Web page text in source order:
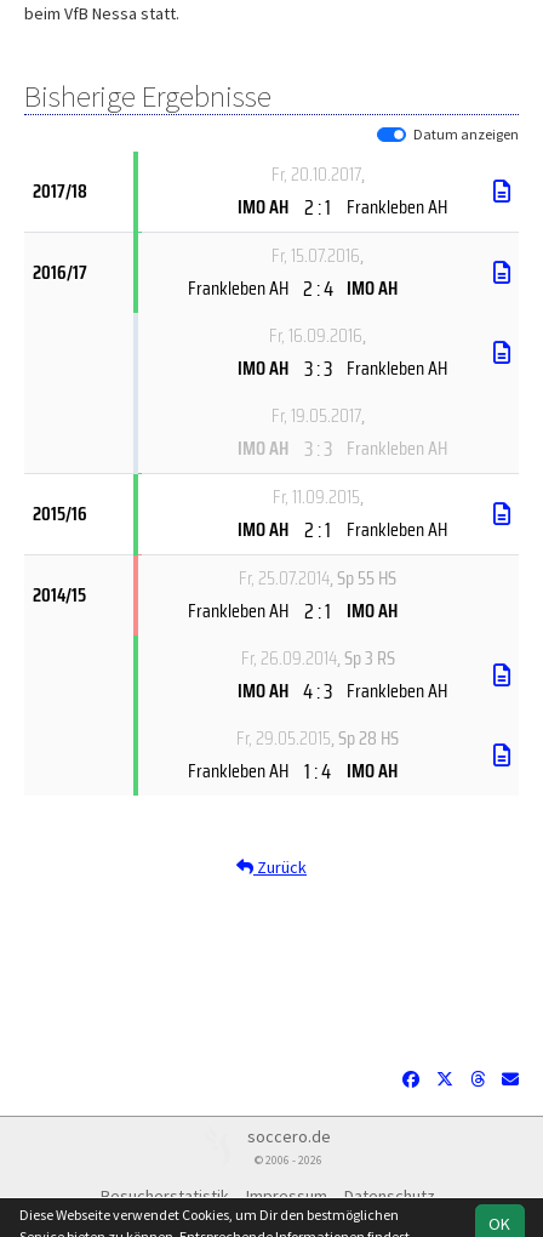
beim VfB Nessa statt.
Bisherige Ergebnisse
Datum anzeigen
2017/18
Fr, 20.10.2017,
IMO AH 2 : 1 Frankleben AH
2016/17
Fr, 15.07.2016,
Frankleben AH 2 : 4 IMO AH
Fr, 16.09.2016,
IMO AH 3 : 3 Frankleben AH
Fr, 19.05.2017,
IMO AH 3 : 3 Frankleben AH
2015/16
Fr, 11.09.2015,
IMO AH 2 : 1 Frankleben AH
2014/15
Fr, 25.07.2014, Sp 55 HS
Frankleben AH 2 : 1 IMO AH
Fr, 26.09.2014, Sp 3 RS
IMO AH 4 : 3 Frankleben AH
Fr, 29.05.2015, Sp 28 HS
Frankleben AH 1 : 4 IMO AH
Zurück
soccero.de
© 2006 - 2026
Besucherstatistik Impressum
Datenschutz
OK
Diese Webseite verwendet Cookies, um Dir den bestmöglichen